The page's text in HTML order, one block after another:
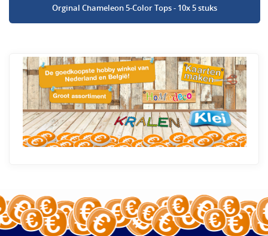
Orginal Chameleon 5-Color Tops - 10x 5 stuks